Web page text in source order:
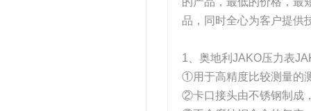
品，同时全心为客户提供
1、奥地利JAKO压力表
①用于高精度比较测量的
②卡口接头由不锈钢制成